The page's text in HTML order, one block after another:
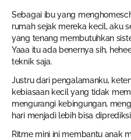
Sebagai ibu yang
rumah sejak mereka kecil, aku
yang tenang membutuhkan
Yaaa itu ada benernya sih,
teknik saja.
Justru dari pengalamanku,
kebiasaan kecil yang tidak
mengurangi kebingungan,
hari menjadi lebih bisa
Ritme mini ini membantu anak